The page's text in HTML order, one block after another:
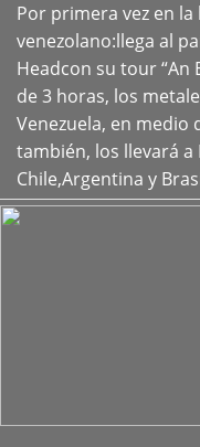
Por primera vez en
venezolano:llega al
Headcon su tour “An
de 3 horas, los
Venezuela, en medio
también, los llevará a
Chile,Argentina y